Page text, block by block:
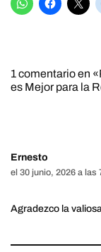
1 comentario en
es Mejor para la
Ernesto
el 30 junio, 2026 a las
Agradezco la